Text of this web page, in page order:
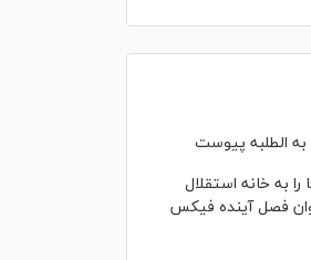
الطلبه پیوست
را به خانه استقلال
۳ بازیکن جوان فصل آینده فیکس